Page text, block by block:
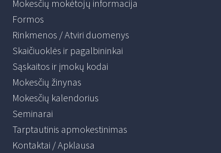
Mokesčių mokėtojų informacija
Formos
Rinkmenos / Atviri duomenys
Skaičiuoklės ir pagalbininkai
Sąskaitos ir įmokų kodai
Mokesčių žinynas
Mokesčių kalendorius
Seminarai
Tarptautinis apmokestinimas
Kontaktai / Apklausa